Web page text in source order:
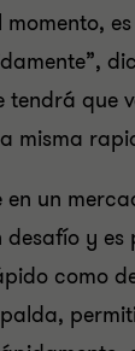
tendrá que
misma
un
y es
como